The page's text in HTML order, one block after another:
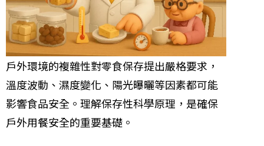
戶外環境的複雜性對零食保存提出嚴格要求，
溫度波動、濕度變化、陽光曝曬等因素都可能
影響食品安全。理解保存性科學原理，是確保
戶外用餐安全的重要基礎。